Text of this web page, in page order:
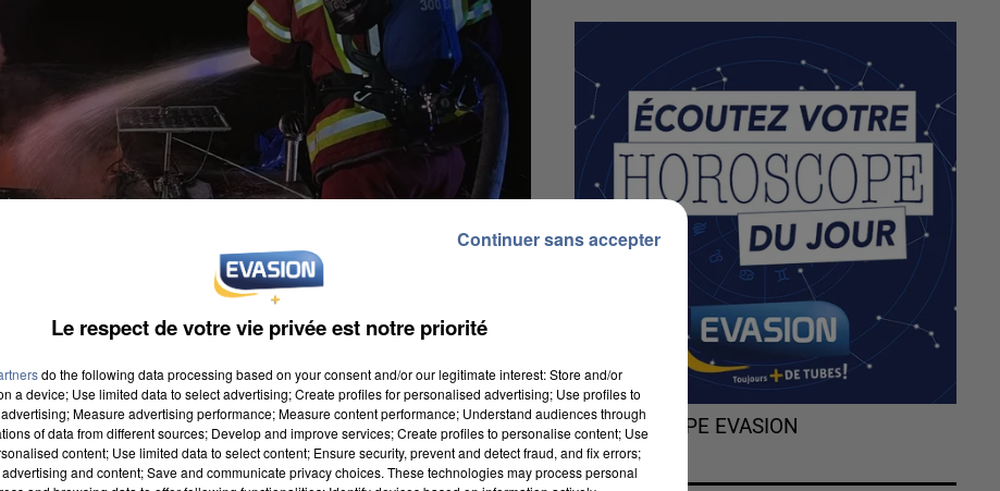
L'HOROSCOPE EVASION
Le respect de votre vie privée est notre priorité
do the following data processing based on your consent and/or our legitimate interest: Store and/or
a device; Use limited data to select advertising; Create profiles for personalised advertising; Use profiles to
Measure advertising performance; Measure content performance; Understand audiences through
of data from different sources; Develop and improve services; Create profiles to personalise content; Use
content; Use limited data to select content; Ensure security, prevent and detect fraud, and fix errors;
and content; Save and communicate privacy choices. These technologies may process personal
Continuer sans accepter